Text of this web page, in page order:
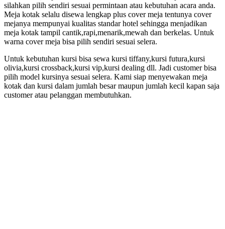
silahkan pilih sendiri sesuai permintaan atau kebutuhan acara anda.
Meja kotak selalu disewa lengkap plus cover meja tentunya cover
mejanya mempunyai kualitas standar hotel sehingga menjadikan
meja kotak tampil cantik,rapi,menarik,mewah dan berkelas. Untuk
warna cover meja bisa pilih sendiri sesuai selera.
Untuk kebutuhan kursi bisa sewa kursi tiffany,kursi futura,kursi
olivia,kursi crossback,kursi vip,kursi dealing dll. Jadi customer bisa
pilih model kursinya sesuai selera. Kami siap menyewakan meja
kotak dan kursi dalam jumlah besar maupun jumlah kecil kapan saja
customer atau pelanggan membutuhkan.